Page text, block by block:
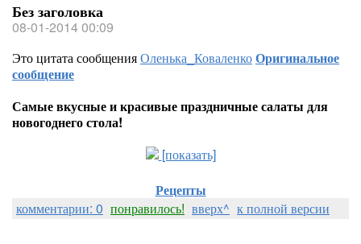
Без заголовка
08-01-2014 00:09
Это цитата сообщенияОленька_КоваленкоОригинальное
сообщение
Самые вкусные и красивые праздничные салаты для
новогоднего стола!
[показать]
Рецепты
комментарии: 0 понравилось! вверх^ к полной версии